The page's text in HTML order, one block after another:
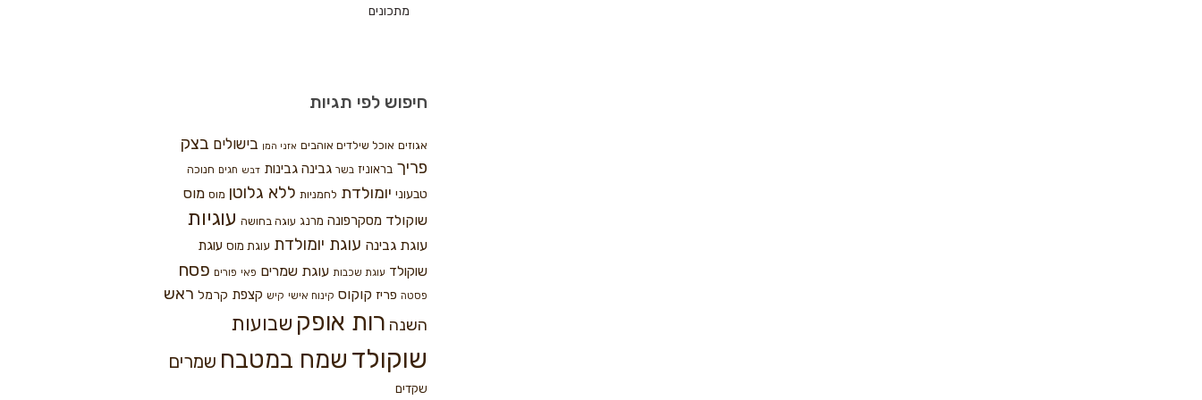
מתכונים
חיפוש לפי תגיות
אגוזים אוכל שילדים אוהבים אזני המן בישולים בצק
פריך בראוניז בשר גבינה גבינות דבש חגים חנוכה
טבעוני יומולדת לחמניות ללא גלוטן מוס מוס
שוקולד מסקרפונה מרנג עוגה בחושה עוגיות
עוגת גבינה עוגת יומולדת עוגת מוס עוגת
שוקולד עוגת שכבות עוגת שמרים פאי פורים פסח
פסטה פריז קוקוס קינוח אישי קיש קצפת קרמל ראש
השנה רות אופק שבועות
שוקולד שמח במטבח שמרים
שקדים